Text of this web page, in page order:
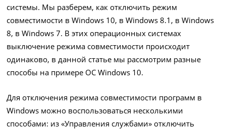
системы. Мы разберем, как отключить режим
совместимости в Windows 10, в Windows 8.1, в Windows
8, в Windows 7. В этих операционных системах
выключение режима совместимости происходит
одинаково, в данной статье мы рассмотрим разные
способы на примере ОС Windows 10.
Для отключения режима совместимости программ в
Windows можно воспользоваться несколькими
способами: из «Управления службами» отключить